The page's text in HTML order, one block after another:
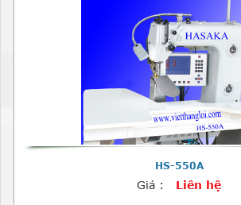
HS-550A
Giá : Liên hệ